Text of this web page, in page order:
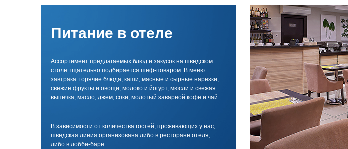
Питание в отеле
В зависимости от количества гостей, проживающих у нас,
шведская линия организована либо в ресторане отеля,
либо в лобби-баре.
Ассортимент предлагаемых блюд и закусок на шведском
столе тщательно подбирается шеф-поваром. В меню
завтрака: горячие блюда, каши, мясные и сырные нарезки,
свежие фрукты и овощи, молоко и йогурт, мюсли и свежая
выпечка, масло, джем, соки, молотый заварной кофе и чай.